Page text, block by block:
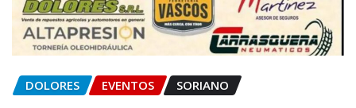
DOLORES EVENTOS SORIANO